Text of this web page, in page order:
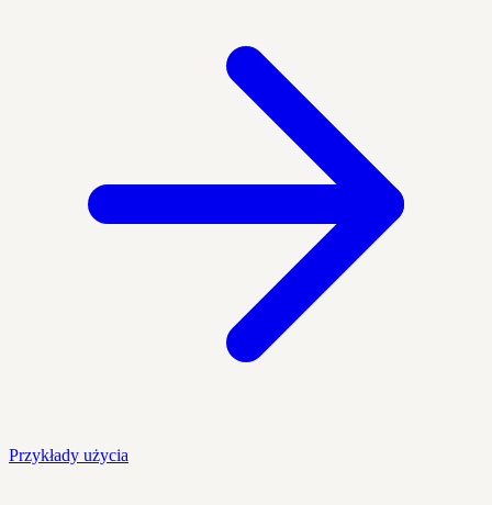
Przykłady użycia